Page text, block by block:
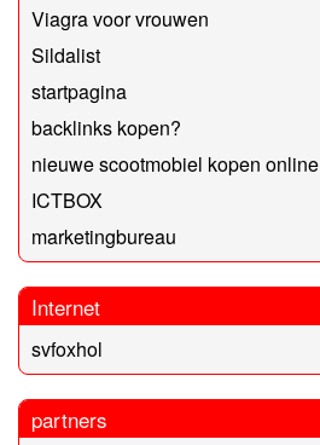
Viagra voor vrouwen
Sildalist
startpagina
backlinks kopen?
nieuwe scootmobiel kopen online
ICTBOX
marketingbureau
Internet
svfoxhol
partners